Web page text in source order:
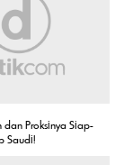
dan Proksinya Siap-
Saudi!